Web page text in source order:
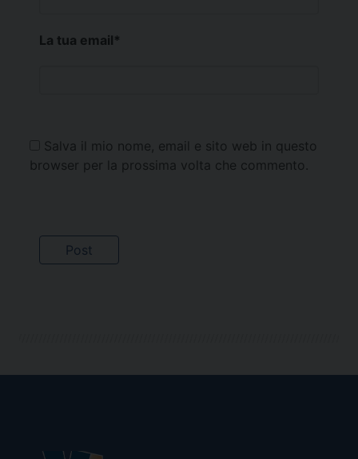
La tua email*
Salva il mio nome, email e sito web in questo
browser per la prossima volta che commento.